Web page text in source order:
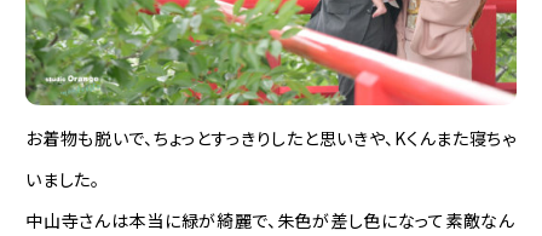
お着物も脱いで、ちょっとすっきりしたと思いきや、Kくんまた寝ちゃ
いました。
中山寺さんは本当に緑が綺麗で、朱色が差し色になって素敵なん